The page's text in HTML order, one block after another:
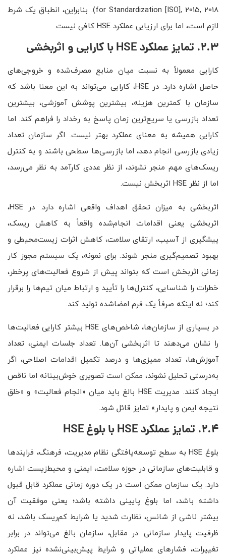
for Standardization [ISO], 2015, 2018). بنابراین، انطباق یک شرط
لازم است، اما برای ارزیابی عملکرد HSE کافی نیست.
2.3. تمایز عملکرد HSEبا کارایی و اثربخشی
کارایی معمولاً به نسبت میان منابع مصرف‌شده و خروجی‌های
حاصل اشاره دارد. در HSE، کارایی می‌تواند به این معنا باشد که
سازمان با کمترین هزینه، بیشترین پوشش آموزشی، بیشترین
تعداد بازرسی یا سریع‌ترین زمان پاسخ به رخداد را فراهم کند. اما
کارایی همیشه به معنای عملکرد بهتر نیست. اگر سازمان تعداد
زیادی بازرسی انجام دهد، اما بازرسی‌ها سطحی باشند و به کنترل
ریسک‌های مهم منجر نشوند، از نظر عددی کارآمد به نظر می‌رسد،
اما از نظر HSE اثربخش نیست.
اثربخشی به میزان تحقق اهداف واقعی اشاره دارد. در HSE،
اثربخشی یعنی اقدامات انجام‌شده واقعاً به کاهش ریسک،
پیشگیری از آسیب، ارتقای سلامت، کاهش اثرات زیست‌محیطی و
بهبود تصمیم‌گیری منجر شوند. برای نمونه، یک سیستم مجوز کار
زمانی اثربخش است که بتواند پیش از شروع فعالیت‌های پرخطر،
خطرات را شناسایی، کنترل‌ها را تأیید و ارتباط میان تیم‌ها را برقرار
کند؛ نه اینکه صرفاً یک فرم امضاشده تولید کند.
در بسیاری از سازمان‌ها، شاخص‌های HSE بیشتر کارایی فعالیت‌ها
را نشان می‌دهند تا اثربخشی آن‌ها. تعداد جلسات ایمنی، تعداد
آموزش‌ها، تعداد ممیزی‌ها و درصد تکمیل اقدامات اصلاحی، اگر
به‌درستی تحلیل نشوند، ممکن است تصویری خوش‌بینانه اما ناقص
ایجاد کنند. مدیریت HSE بالغ باید میان «انجام فعالیت» و «خلق
نتیجه ایمن و پایدار» تمایز قائل شود.
2.4. تمایز عملکرد HSEبا بلوغHSE
بلوغ HSE به سطح توسعه‌یافتگی نظام مدیریت، فرهنگ، فرایندها
و قابلیت‌های سازمانی در حوزه سلامت، ایمنی و محیط‌زیست اشاره
دارد. یک سازمان ممکن است در یک دوره زمانی عملکرد قابل قبول
داشته باشد، اما بلوغ پایینی داشته باشد؛ یعنی موفقیت آن
بیشتر ناشی از شانس، نظارت شدید یا شرایط کم‌ریسک باشد، نه
ظرفیت پایدار سازمانی. در مقابل، سازمان بالغ می‌تواند در برابر
تغییرات، فشارهای عملیاتی و شرایط پیش‌بینی‌نشده نیز عملکرد